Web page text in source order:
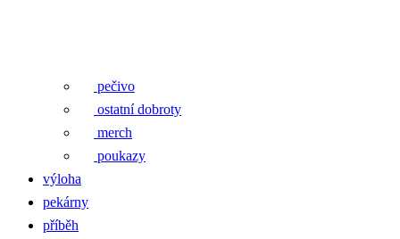
pečivo
ostatní dobroty
merch
poukazy
výloha
pekárny
příběh